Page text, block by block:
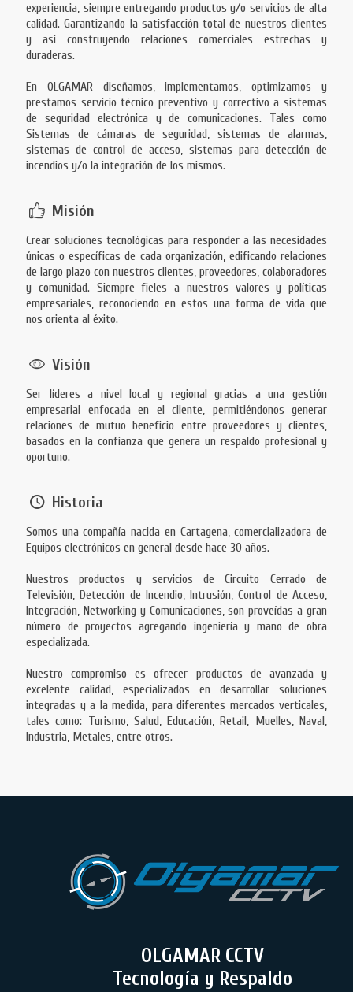
experiencia, siempre entregando productos y/o servicios de alta
calidad. Garantizando la satisfacción total de nuestros clientes
y así construyendo relaciones comerciales estrechas y
duraderas.
En OLGAMAR diseñamos, implementamos, optimizamos y
prestamos servicio técnico preventivo y correctivo a sistemas
de seguridad electrónica y de comunicaciones. Tales como
Sistemas de cámaras de seguridad, sistemas de alarmas,
sistemas de control de acceso, sistemas para detección de
incendios y/o la integración de los mismos.
Misión
Crear soluciones tecnológicas para responder a las necesidades
únicas o específicas de cada organización, edificando relaciones
de largo plazo con nuestros clientes, proveedores, colaboradores
y comunidad. Siempre fieles a nuestros valores y políticas
empresariales, reconociendo en estos una forma de vida que
nos orienta al éxito.
Visión
Ser líderes a nivel local y regional gracias a una gestión
empresarial enfocada en el cliente, permitiéndonos generar
relaciones de mutuo beneficio entre proveedores y clientes,
basados en la confianza que genera un respaldo profesional y
oportuno.
Historia
Somos una compañía nacida en Cartagena, comercializadora de
Equipos electrónicos en general desde hace 30 años.
Nuestros productos y servicios de Circuito Cerrado de
Televisión, Detección de Incendio, Intrusión, Control de Acceso,
Integración, Networking y Comunicaciones, son proveídas a gran
número de proyectos agregando ingeniería y mano de obra
especializada.
Nuestro compromiso es ofrecer productos de avanzada y
excelente calidad, especializados en desarrollar soluciones
integradas y a la medida, para diferentes mercados verticales,
tales como: Turismo, Salud, Educación, Retail, Muelles, Naval,
Industria, Metales, entre otros.
OLGAMAR CCTV
Tecnología y Respaldo